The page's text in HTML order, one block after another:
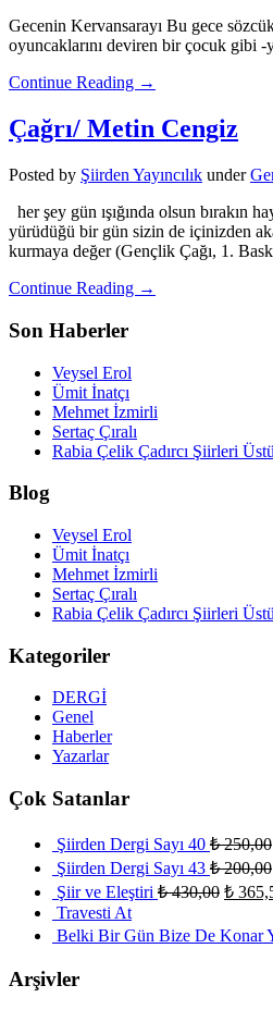
Gecenin Kervansarayı Bu gece
oyuncaklarını deviren bir çocuk gibi -
Continue Reading →
Çağrı/ Metin Cengiz
Posted by Şiirden Yayıncılık under
her şey gün ışığında olsun bırakın
yürüdüğü bir gün sizin de içinizden
kurmaya değer (Gençlik Çağı, 1.
Continue Reading →
Son Haberler
Veysel Erol
Ümit İnatçı
Mehmet İzmirli
Sertaç Çıralı
Rabia Çelik Çadırcı Şiirleri
Blog
Veysel Erol
Ümit İnatçı
Mehmet İzmirli
Sertaç Çıralı
Rabia Çelik Çadırcı Şiirleri
Kategoriler
DERGİ
Genel
Haberler
Yazarlar
Çok Satanlar
Şiirden Dergi Sayı 40 ₺250,00
Şiirden Dergi Sayı 43 ₺200,00
Şiir ve Eleştiri ₺430,00 ₺
Travesti At
Belki Bir Gün Bize De Konar
Arşivler